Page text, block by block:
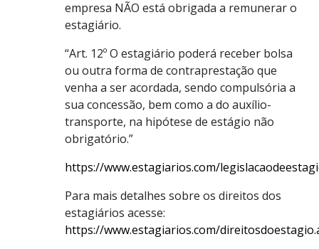
empresa NÃO está obrigada a remunerar o
estagiário.
“Art. 12º O estagiário poderá receber bolsa
ou outra forma de contraprestação que
venha a ser acordada, sendo compulsória a
sua concessão, bem como a do auxílio-
transporte, na hipótese de estágio não
obrigatório.”
https://www.estagiarios.com/
Para mais detalhes sobre os direitos dos
estagiários acesse:
https://www.estagiarios.com/